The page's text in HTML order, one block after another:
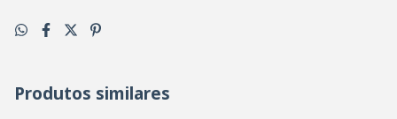
Produtos similares